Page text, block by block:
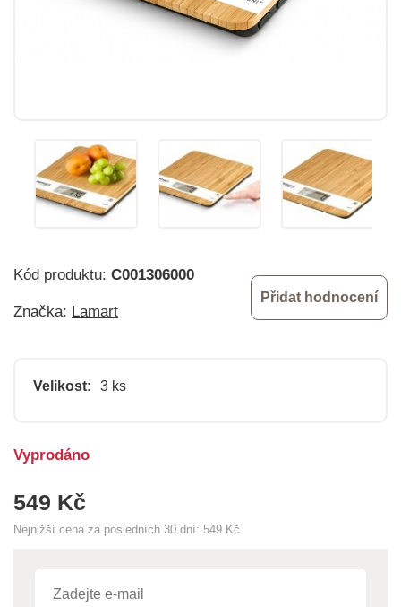
Kód produktu: C001306000
Značka: Lamart
Přidat hodnocení
Velikost: 3 ks
549 Kč
Nejnižší cena za posledních 30 dní: 549 Kč
Vyprodáno